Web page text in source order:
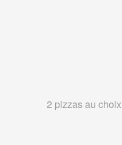
2 pizzas au choix